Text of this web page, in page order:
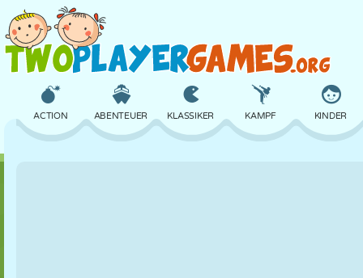
ACTION ABENTEUER KLASSIKER KAMPF KINDER